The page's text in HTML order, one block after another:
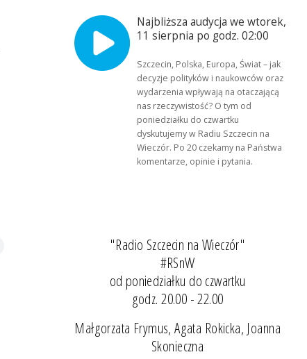
Najbliższa audycja we wtorek,
11 sierpnia po godz. 02:00
Szczecin, Polska, Europa, Świat – jak
decyzje polityków i naukowców oraz
wydarzenia wpływają na otaczającą
nas rzeczywistość? O tym od
poniedziałku do czwartku
dyskutujemy w Radiu Szczecin na
Wieczór. Po 20 czekamy na Państwa
komentarze, opinie i pytania.
"Radio Szczecin na Wieczór"
#RSnW
od poniedziałku do czwartku
godz. 20.00 - 22.00
Małgorzata Frymus, Agata Rokicka, Joanna
Skonieczna